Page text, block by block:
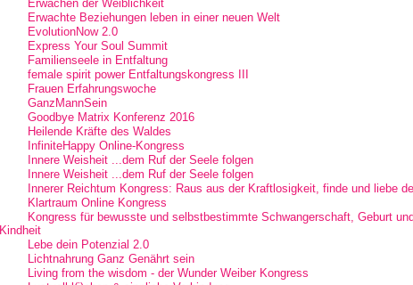
Erwachen der Weiblichkeit
Erwachte Beziehungen leben in einer neuen Welt
EvolutionNow 2.0
Express Your Soul Summit
Familienseele in Entfaltung
female spirit power Entfaltungskongress III
Frauen Erfahrungswoche
GanzMannSein
Goodbye Matrix Konferenz 2016
Heilende Kräfte des Waldes
InfiniteHappy Online-Kongress
Innere Weisheit ...dem Ruf der Seele folgen
Innere Weisheit ...dem Ruf der Seele folgen
Innerer Reichtum Kongress: Raus aus der Kraftlosigkeit, finde und liebe
Klartraum Online Kongress
Kongress für bewusste und selbstbestimmte Schwangerschaft, Geburt
Kindheit
Lebe dein Potenzial 2.0
Lichtnahrung Ganz Genährt sein
Living from the wisdom - der Wunder Weiber Kongress